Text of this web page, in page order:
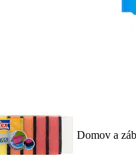
Domov a